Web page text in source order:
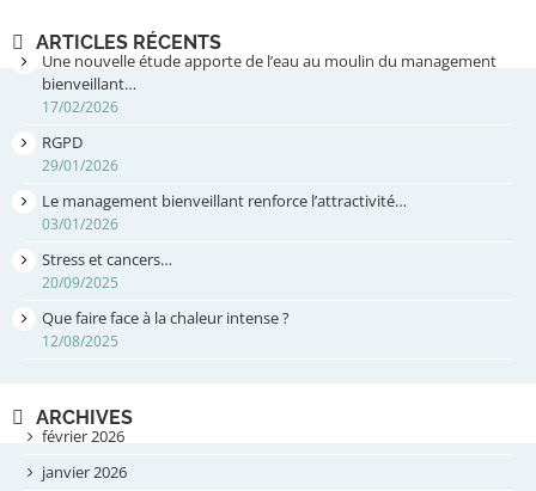
ARTICLES RÉCENTS
Une nouvelle étude apporte de l’eau au moulin du management
bienveillant…
17/02/2026
RGPD
29/01/2026
Le management bienveillant renforce l’attractivité…
03/01/2026
Stress et cancers…
20/09/2025
Que faire face à la chaleur intense ?
12/08/2025
ARCHIVES
février 2026
janvier 2026